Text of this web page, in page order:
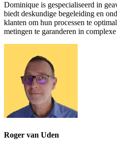
Dominique is gespecialiseerd in
biedt deskundige begeleiding en
klanten om hun processen te
metingen te garanderen in
Roger van Uden